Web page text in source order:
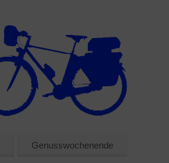
Genusswochenende